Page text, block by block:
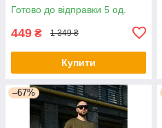
Готово до відправки 5 од.
449 ₴ 1 349 ₴
Купити
–67%